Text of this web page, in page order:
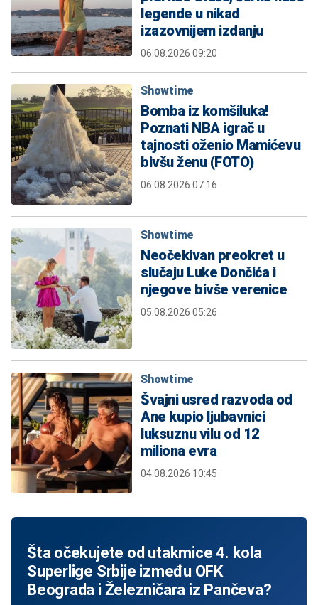
legende u nikad
izazovnijem izdanju
06.08.2026 09:20
Showtime
Bomba iz komšiluka!
Poznati NBA igrač u
tajnosti oženio Mamićevu
bivšu ženu (FOTO)
06.08.2026 07:16
Showtime
Neočekivan preokret u
slučaju Luke Dončića i
njegove bivše verenice
05.08.2026 05:26
Showtime
Švajni usred razvoda od
Ane kupio ljubavnici
luksuznu vilu od 12
miliona evra
04.08.2026 10:45
Šta očekujete od utakmice 4. kola
Superlige Srbije između OFK
Beograda i Železničara iz Pančeva?